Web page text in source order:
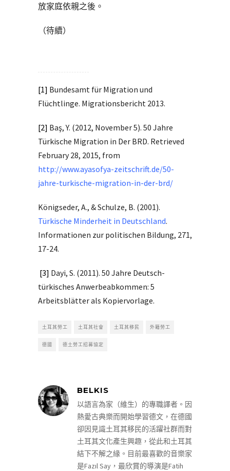
放家庭依親之後。
（待續）
[1] Bundesamt für Migration und
Flüchtlinge. Migrationsbericht 2013.
[2] Baş, Y. (2012, November 5). 50 Jahre
Türkische Migration in Der BRD. Retrieved
February 28, 2015, from
http://www.ayasofya-zeitschrift.de/50-
jahre-turkische-migration-in-der-brd/
Königseder, A., & Schulze, B. (2001).
Türkische Minderheit in Deutschland.
Informationen zur politischen Bildung, 271,
17-24.
[3] Dayi, S. (2011). 50 Jahre Deutsch-
türkisches Anwerbeabkommen: 5
Arbeitsblätter als Kopiervorlage.
土耳其勞工 土耳其社會 土耳其移民 外籍勞工
德國 德土勞工招募協定
BELKIS
以語言為家（維生）的專職譯者。因
熱愛古典樂而開始學習德文，在德國
卻因見識土耳其移民的活躍社群而對
土耳其文化產生興趣，從此和土耳其
結下不解之緣。目前最喜歡的音樂家
是Fazıl Say，最欣賞的導演是Fatih